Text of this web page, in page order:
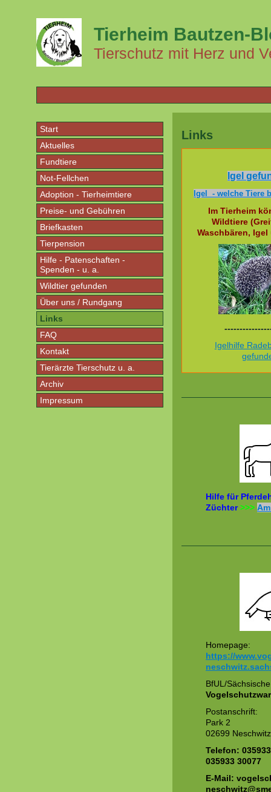
Tierheim Bautzen-
Tierschutz mit Herz und
Start
Aktuelles
Fundtiere
Not-Fellchen
Adoption - Tierheimtiere
Preise- und Gebühren
Briefkasten
Tierpension
Hilfe - Patenschaften -
Spenden - u. a.
Wildtier gefunden
Über uns / Rundgang
Links
FAQ
Kontakt
Tierärzte Tierschutz u. a.
Archiv
Impressum
Links
Igel
Igel - welche Tiere
Im Tierheim
Wildtiere
Waschbären,
Igelhilfe
Hilfe für
Züchter >>>
Homepage:
https://
BfUL/Sächsische
Postanschrift:
Park 2
02699 Neschwitz
Telefon:
035933 30077
E-Mail: